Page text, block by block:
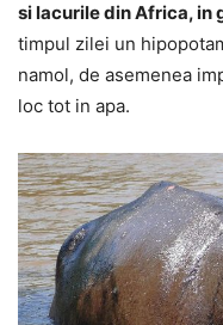
si lacurile din Africa, in
timpul zilei un
namol, de asemenea
loc tot in apa.